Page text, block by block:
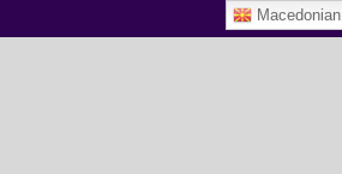
Macedonian